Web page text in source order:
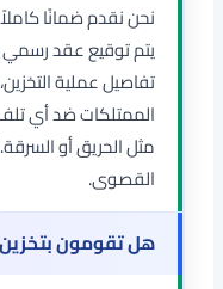
نحن نقدم ضمانًا
يتم توقيع عقد
تفاصيل عملية
الممتلكات ضد أي
مثل الحريق أو
القصوى.
هل تقومون بتخزين